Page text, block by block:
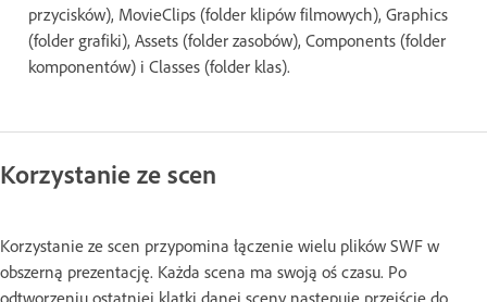
przycisków), MovieClips (folder klipów filmowych), Graphics
(folder grafiki), Assets (folder zasobów), Components (folder
komponentów) i Classes (folder klas).
Korzystanie ze scen
Korzystanie ze scen przypomina łączenie wielu plików SWF w
obszerną prezentację. Każda scena ma swoją oś czasu. Po
odtworzeniu ostatniej klatki danej sceny następuje przejście do